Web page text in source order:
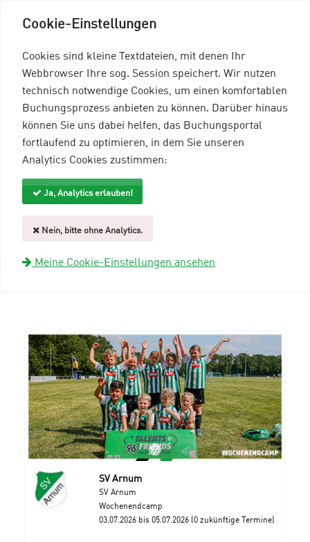
Cookie-Einstellungen
Cookies sind kleine Textdateien, mit denen Ihr
Webbrowser Ihre sog. Session speichert. Wir nutzen
technisch notwendige Cookies, um einen komfortablen
Buchungsprozess anbieten zu können. Darüber hinaus
können Sie uns dabei helfen, das Buchungsportal
fortlaufend zu optimieren, in dem Sie unseren
Analytics Cookies zustimmen:
Ja, Analytics erlauben!
Nein, bitte ohne Analytics.
Meine Cookie-Einstellungen ansehen
Menü einblenden
mein96-Profil
Anmelden
Gastgeberübersicht
SV Arnum
SV Arnum
Wochenendcamp
03.07.2026 bis 05.07.2026 (0 zukünftige Termine)